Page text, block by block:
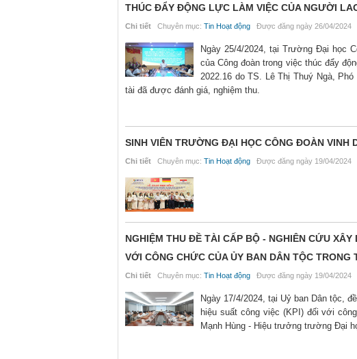
THÚC ĐẨY ĐỘNG LỰC LÀM VIỆC CỦA NGƯỜI
Chi tiết Chuyên mục: Tin Hoạt động Được đăng ngày 26/04/2024
Ngày 25/4/2024, tại Trường Đại học
của Công đoàn trong việc thúc đẩy
2022.16 do TS. Lê Thị Thuý Ngà,
tài đã được đánh giá, nghiệm thu.
SINH VIÊN TRƯỜNG ĐẠI HỌC CÔNG ĐOÀN VINH
Chi tiết Chuyên mục: Tin Hoạt động Được đăng ngày 19/04/2024
NGHIỆM THU ĐỀ TÀI CẤP BỘ - NGHIÊN CỨU
VỚI CÔNG CHỨC CỦA ỦY BAN DÂN TỘC TRONG
Chi tiết Chuyên mục: Tin Hoạt động Được đăng ngày 19/04/2024
Ngày 17/4/2024, tại Uỷ ban Dân tộc,
hiệu suất công việc (KPI) đối với
Mạnh Hùng - Hiệu trưởng trường Đại